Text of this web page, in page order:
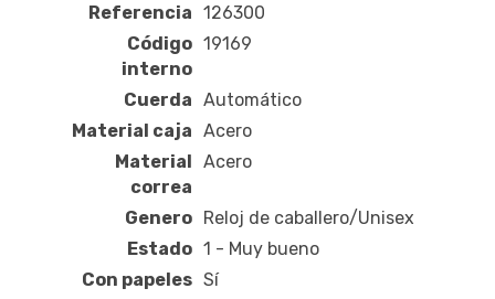
Referencia 126300
Código
interno
19169
Cuerda Automático
Material caja Acero
Material
correa
Acero
Genero Reloj de caballero/Unisex
Estado 1 - Muy bueno
Con papeles Sí